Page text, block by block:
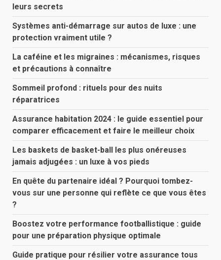
leurs secrets
Systèmes anti-démarrage sur autos de luxe : une
protection vraiment utile ?
La caféine et les migraines : mécanismes, risques
et précautions à connaître
Sommeil profond : rituels pour des nuits
réparatrices
Assurance habitation 2024 : le guide essentiel pour
comparer efficacement et faire le meilleur choix
Les baskets de basket-ball les plus onéreuses
jamais adjugées : un luxe à vos pieds
En quête du partenaire idéal ? Pourquoi tombez-
vous sur une personne qui reflète ce que vous êtes
?
Boostez votre performance footballistique : guide
pour une préparation physique optimale
Guide pratique pour résilier votre assurance tous